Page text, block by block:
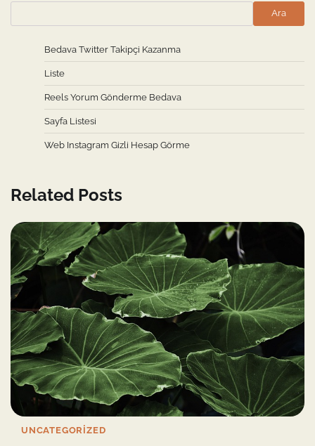
Ara
Bedava Twitter Takipçi Kazanma
Liste
Reels Yorum Gönderme Bedava
Sayfa Listesi
Web Instagram Gizli Hesap Görme
Related Posts
UNCATEGORIZED